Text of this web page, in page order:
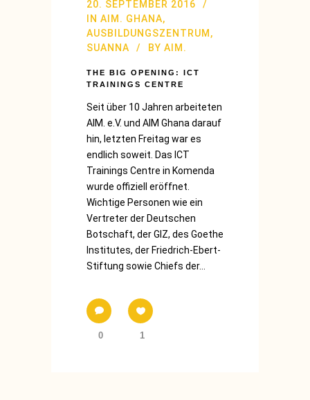
20. SEPTEMBER 2016
IN AIM. GHANA,
AUSBILDUNGSZENTRUM ,
SUANNA
BY AIM.
THE BIG OPENING: ICT
TRAININGS CENTRE
Seit über 10 Jahren arbeiteten
AIM. e.V. und AIM Ghana darauf
hin, letzten Freitag war es
endlich soweit. Das ICT
Trainings Centre in Komenda
wurde offiziell eröffnet.
Wichtige Personen wie ein
Vertreter der Deutschen
Botschaft, der GIZ, des Goethe
Institutes, der Friedrich-Ebert-
Stiftung sowie Chiefs der...
0 1